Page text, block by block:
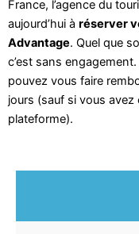
France, l’agence du
aujourd’hui à réserver
Advantage. Quel que
c’est sans
pouvez vous faire
jours (sauf si vous
plateforme).